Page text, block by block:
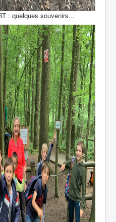
: quelques souvenirs...